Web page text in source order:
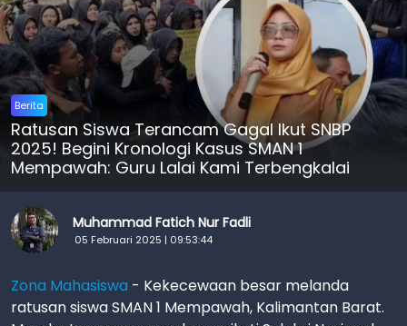
Berita
Ratusan Siswa Terancam Gagal Ikut SNBP
2025! Begini Kronologi Kasus SMAN 1
Mempawah: Guru Lalai Kami Terbengkalai
Muhammad Fatich Nur Fadli
05 Februari 2025 | 09:53:44
Zona Mahasiswa - Kekecewaan besar melanda
ratusan siswa SMAN 1 Mempawah, Kalimantan Barat.